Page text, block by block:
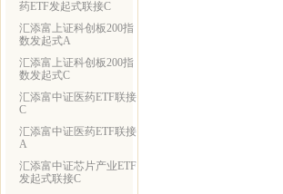
药ETF发起式联接C
汇添富上证科创板200指
数发起式A
汇添富上证科创板200指
数发起式C
汇添富中证医药ETF联接
C
汇添富中证医药ETF联接
A
汇添富中证芯片产业ETF
发起式联接C